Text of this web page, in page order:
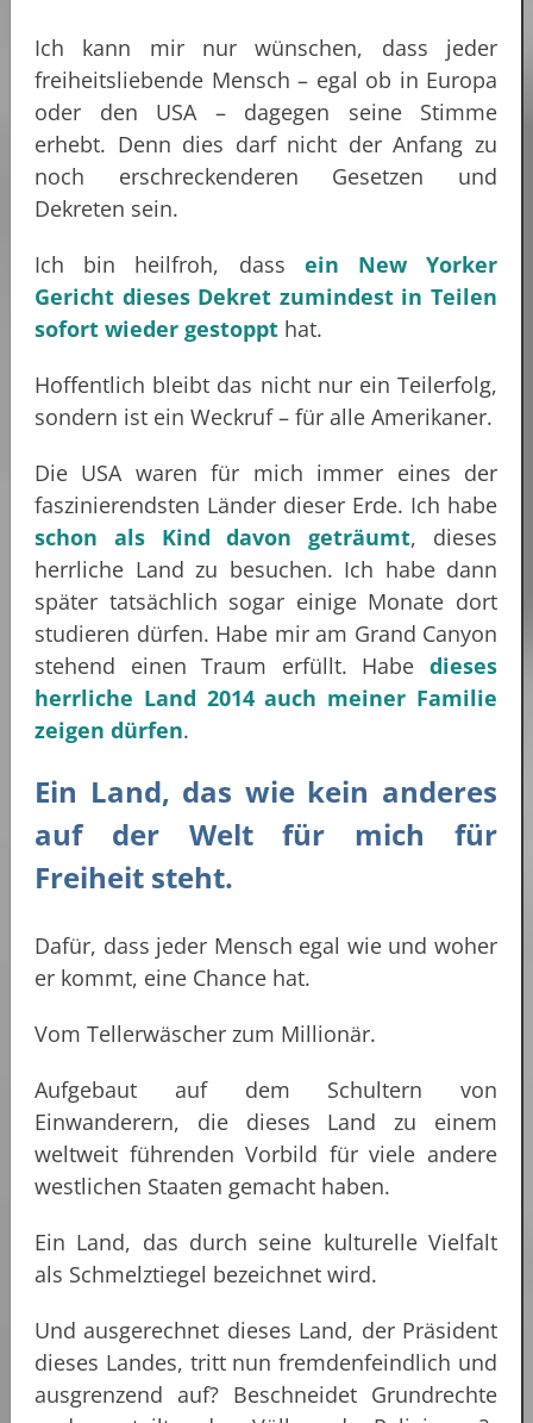
Ich kann mir nur wünschen, dass jeder
freiheitsliebende Mensch – egal ob in Europa
oder den USA – dagegen seine Stimme
erhebt. Denn dies darf nicht der Anfang zu
noch erschreckenderen Gesetzen und
Dekreten sein.
Ich bin heilfroh, dass ein New Yorker
Gericht dieses Dekret zumindest in Teilen
sofort wieder gestoppt hat.
Hoffentlich bleibt das nicht nur ein Teilerfolg,
sondern ist ein Weckruf – für alle Amerikaner.
Die USA waren für mich immer eines der
faszinierendsten Länder dieser Erde. Ich habe
schon als Kind davon geträumt, dieses
herrliche Land zu besuchen. Ich habe dann
später tatsächlich sogar einige Monate dort
studieren dürfen. Habe mir am Grand Canyon
stehend einen Traum erfüllt. Habe dieses
herrliche Land 2014 auch meiner Familie
zeigen dürfen.
Ein Land, das wie kein anderes
auf der Welt für mich für
Freiheit steht.
Dafür, dass jeder Mensch egal wie und woher
er kommt, eine Chance hat.
Vom Tellerwäscher zum Millionär.
Aufgebaut auf dem Schultern von
Einwanderern, die dieses Land zu einem
weltweit führenden Vorbild für viele andere
westlichen Staaten gemacht haben.
Ein Land, das durch seine kulturelle Vielfalt
als Schmelztiegel bezeichnet wird.
Und ausgerechnet dieses Land, der Präsident
dieses Landes, tritt nun fremdenfeindlich und
ausgrenzend auf? Beschneidet Grundrechte